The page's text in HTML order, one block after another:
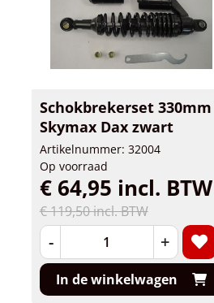
Schokbrekerset 330mm
Skymax Dax zwart
Artikelnummer: 32004
Op voorraad
€ 119,50 incl. BTW
€ 64,95 incl. BTW
- +
In de winkelwagen